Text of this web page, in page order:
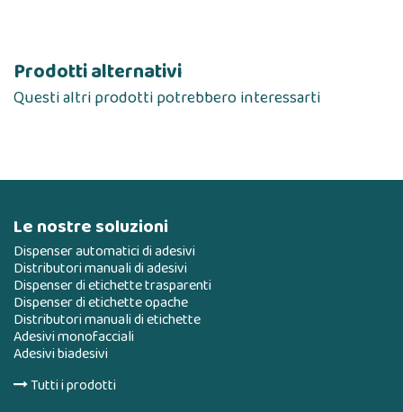
Prodotti alternativi
Questi altri prodotti potrebbero interessarti
Le nostre soluzioni
Dispenser automatici di adesivi
Distributori manuali di adesivi
Dispenser di etichette trasparenti
Dispenser di etichette opache
Distributori manuali di etichette
Adesivi monofacciali
Adesivi biadesivi
Tutti i prodotti